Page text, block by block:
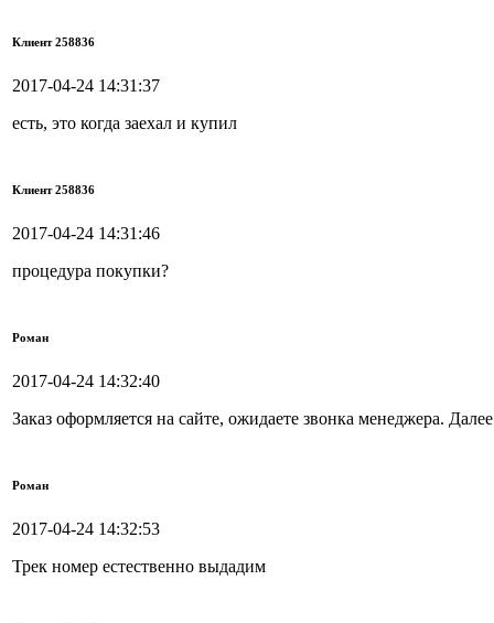
Клиент 258836
2017-04-24 14:31:37
есть, это когда заехал и купил
Клиент 258836
2017-04-24 14:31:46
процедура покупки?
Роман
2017-04-24 14:32:40
Заказ оформляется на сайте, ожидаете звонка менеджера.
Роман
2017-04-24 14:32:53
Трек номер естественно выдадим